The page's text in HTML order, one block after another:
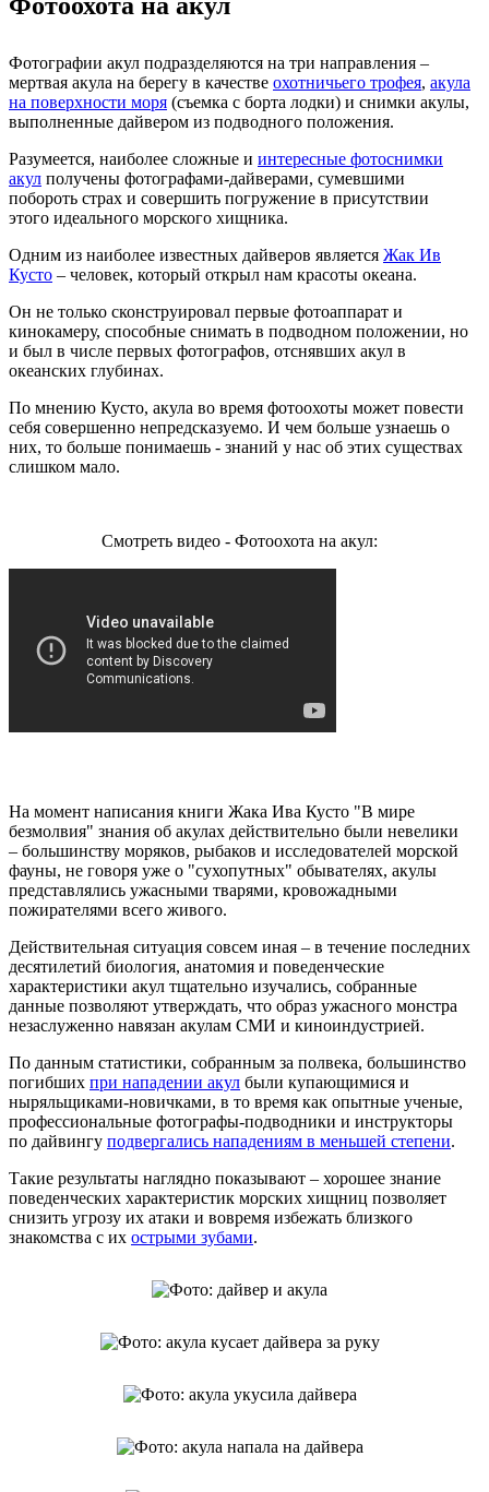
Фотографии акул подразделяются на три направления –
мертвая акула на берегу в качестве охотничьего трофея, акула
на поверхности моря (съемка с борта лодки) и снимки акулы,
выполненные дайвером из подводного положения.
Разумеется, наиболее сложные и интересные фотоснимки
акул получены фотографами-дайверами, сумевшими
побороть страх и совершить погружение в присутствии
этого идеального морского хищника.
Одним из наиболее известных дайверов является Жак Ив
Кусто – человек, который открыл нам красоты океана.
Он не только сконструировал первые фотоаппарат и
кинокамеру, способные снимать в подводном положении, но
и был в числе первых фотографов, отснявших акул в
океанских глубинах.
По мнению Кусто, акула во время фотоохоты может повести
себя совершенно непредсказуемо. И чем больше узнаешь о
них, то больше понимаешь - знаний у нас об этих существах
слишком мало.
Смотреть видео - Фотоохота на акул:
На момент написания книги Жака Ива Кусто "В мире
безмолвия" знания об акулах действительно были невелики
– большинству моряков, рыбаков и исследователей морской
фауны, не говоря уже о "сухопутных" обывателях, акулы
представлялись ужасными тварями, кровожадными
пожирателями всего живого.
Действительная ситуация совсем иная – в течение последних
десятилетий биология, анатомия и поведенческие
характеристики акул тщательно изучались, собранные
данные позволяют утверждать, что образ ужасного монстра
незаслуженно навязан акулам СМИ и киноиндустрией.
По данным статистики, собранным за полвека, большинство
погибших при нападении акул были купающимися и
ныряльщиками-новичками, в то время как опытные ученые,
профессиональные фотографы-подводники и инструкторы
по дайвингу подвергались нападениям в меньшей степени.
Такие результаты наглядно показывают – хорошее знание
поведенческих характеристик морских хищниц позволяет
снизить угрозу их атаки и вовремя избежать близкого
знакомства с их острыми зубами.